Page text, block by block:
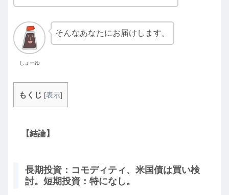
しょーゆ
そんなあなたにお届けします。
もくじ [表示]
【結論】
長期投資：コモディティ、米国債は買い検
討。短期投資：特になし。